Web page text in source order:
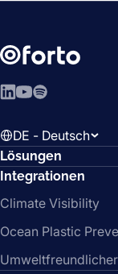
LinkedIn
YouTube
Spotify
DE - Deutsch
Lösungen
Integrationen
Climate Visibility
Ocean Plastic